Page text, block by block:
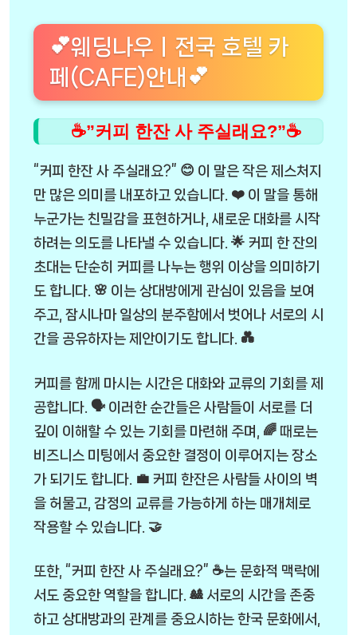
💕웨딩나우ㅣ전국 호텔 카
페(CAFE)안내💕
☕”커피 한잔 사 주실래요?”☕
“커피 한잔 사 주실래요?” 😊 이 말은 작은 제스처지
만 많은 의미를 내포하고 있습니다. ❤️ 이 말을 통해
누군가는 친밀감을 표현하거나, 새로운 대화를 시작
하려는 의도를 나타낼 수 있습니다. 🌟 커피 한 잔의
초대는 단순히 커피를 나누는 행위 이상을 의미하기
도 합니다. 🌸 이는 상대방에게 관심이 있음을 보여
주고, 잠시나마 일상의 분주함에서 벗어나 서로의 시
간을 공유하자는 제안이기도 합니다. 💑
커피를 함께 마시는 시간은 대화와 교류의 기회를 제
공합니다. 🗣️ 이러한 순간들은 사람들이 서로를 더
깊이 이해할 수 있는 기회를 마련해 주며, 🌈 때로는
비즈니스 미팅에서 중요한 결정이 이루어지는 장소
가 되기도 합니다. 💼 커피 한잔은 사람들 사이의 벽
을 허물고, 감정의 교류를 가능하게 하는 매개체로
작용할 수 있습니다. 🤝
또한, “커피 한잔 사 주실래요?” ☕는 문화적 맥락에
서도 중요한 역할을 합니다. 🎎 서로의 시간을 존중
하고 상대방과의 관계를 중요시하는 한국 문화에서,